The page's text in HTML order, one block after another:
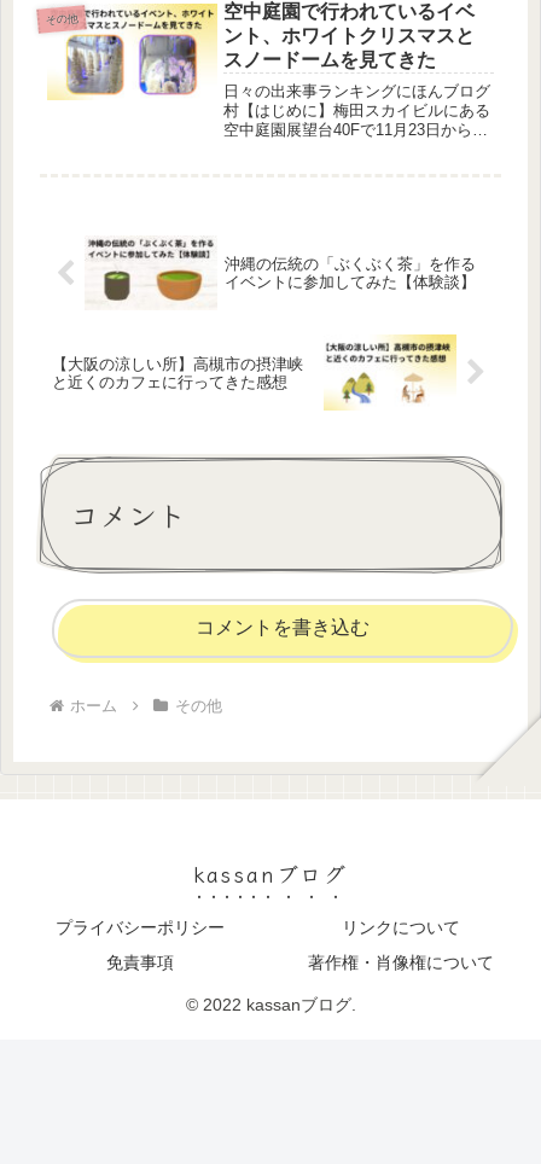
その他
空中庭園で行われているイベ
ント、ホワイトクリスマスと
スノードームを見てきた
日々の出来事ランキングにほんブログ
村【はじめに】梅田スカイビルにある
空中庭園展望台40Fで11月23日から12
沖縄の伝統の「ぶくぶく茶」を作る
イベントに参加してみた【体験談】
【大阪の涼しい所】高槻市の摂津峡
と近くのカフェに行ってきた感想
コメント
コメントを書き込む
ホーム その他
kassanブログ
プライバシーポリシー
リンクについて
免責事項
著作権・肖像権について
© 2022 kassanブログ.